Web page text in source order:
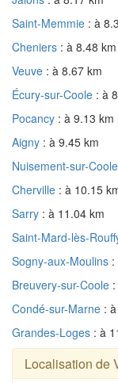
Saint-Memmie : à
Cheniers : à 8.48 km
Veuve : à 8.67 km
Écury-sur-Coole : à
Pocancy : à 9.13 km
Aigny : à 9.45 km
Nuisement-sur-Coole
Cherville : à 10.15
Sarry : à 11.04 km
Saint-Mard-lès-
Sogny-aux-Moulins :
Breuvery-sur-Coole
Condé-sur-Marne :
Grandes-Loges : à
Localisation de